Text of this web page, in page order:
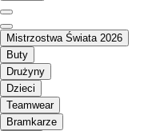
Mistrzostwa Świata 2026
Buty
Drużyny
Dzieci
Teamwear
Bramkarze